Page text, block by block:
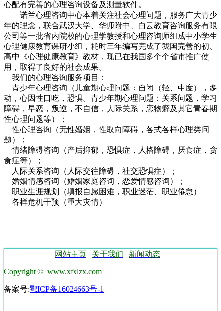
心配有完善的心理咨询设备及测量软件。
诺兰心理咨询中心本着关注社会心理问题，服务广大青少
年的理念，联合武汉大学、华师附中、白云教育咨询服务有限
公司等一批省内院校的心理学教授和心理咨询师组成中小学生
心理健康教育课研小组，耗时三年编写完成了我国完善的初、
高中《心理健康教育》教材，现已在我国多个个省市推广使
用，取得了良好的社会成果。
我们的心理咨询服务项目：
青少年心理咨询（儿童期心理问题：自闭（轻、中度），多
动，心因性口吃，恐惧。青少年期心理问题：关系问题，学习
障碍，早恋，叛逆，不自信，人际关系，恋物癖及其它青春期
性心理问题等）；
性心理咨询（无性婚姻，性取向障碍，各式各样心理类问
题）；
情绪障碍咨询（产后抑郁，恐惧症，人格障碍，厌食症，贪
食症等）；
人际关系咨询（人际交往障碍，社交恐惧症）；
婚姻情感咨询（婚姻家庭咨询，恋爱情感咨询）；
职业生涯规划（填报自愿困难，职业迷茫、职业倦怠）
各样危机干预（重大灾情）
网站主页 | 关于我们 | 新闻动态
Copyright © www.xfxlzx.com
备案号:鄂ICP备16024663号-1